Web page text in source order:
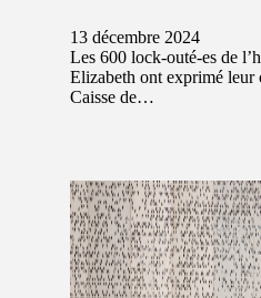
13 décembre 2024
Les 600 lock-outé-es de
Elizabeth ont exprimé leur
Caisse de…